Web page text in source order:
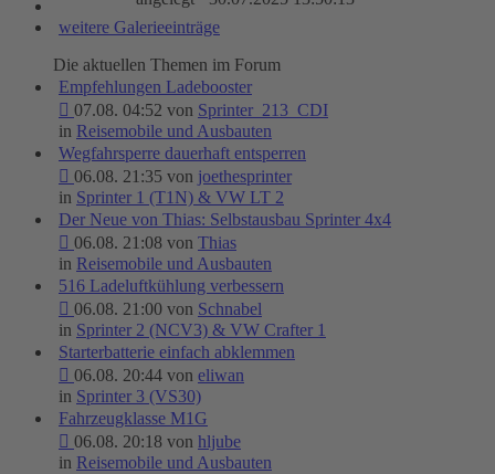
weitere Galerieeinträge
Die aktuellen Themen im Forum
Empfehlungen Ladebooster
07.08. 04:52 von Sprinter_213_CDI
in Reisemobile und Ausbauten
Wegfahrsperre dauerhaft entsperren
06.08. 21:35 von joethesprinter
in Sprinter 1 (T1N) & VW LT 2
Der Neue von Thias: Selbstausbau Sprinter 4x4
06.08. 21:08 von Thias
in Reisemobile und Ausbauten
516 Ladeluftkühlung verbessern
06.08. 21:00 von Schnabel
in Sprinter 2 (NCV3) & VW Crafter 1
Starterbatterie einfach abklemmen
06.08. 20:44 von eliwan
in Sprinter 3 (VS30)
Fahrzeugklasse M1G
06.08. 20:18 von hljube
in Reisemobile und Ausbauten